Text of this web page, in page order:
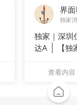
界
独家
独家｜深圳
达A
【
查看内容